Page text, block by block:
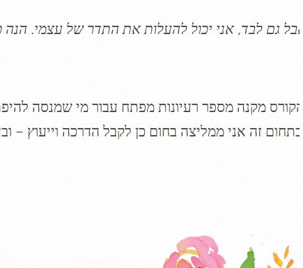
גם לבד, אני יכול להעלות את התדר של עצמי.
מקנה מספר רעיונות מפתח עבור מי שמנסה
בתחום זה אני ממליצה בחום כן לקבל הדרכה וייעוץ